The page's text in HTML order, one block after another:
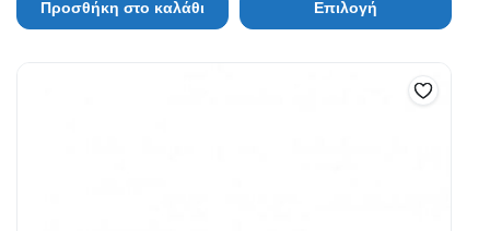
Προσθήκη στο καλάθι Επιλογή